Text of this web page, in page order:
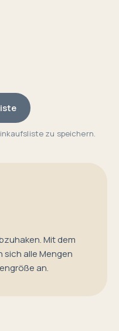
zu speichern.
Mit dem
alle Mengen
an.